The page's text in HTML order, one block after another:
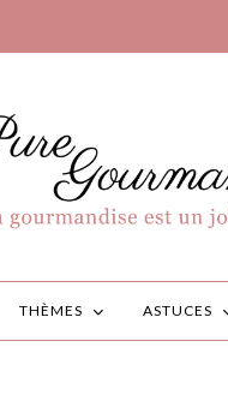
THÈMES ASTUCES